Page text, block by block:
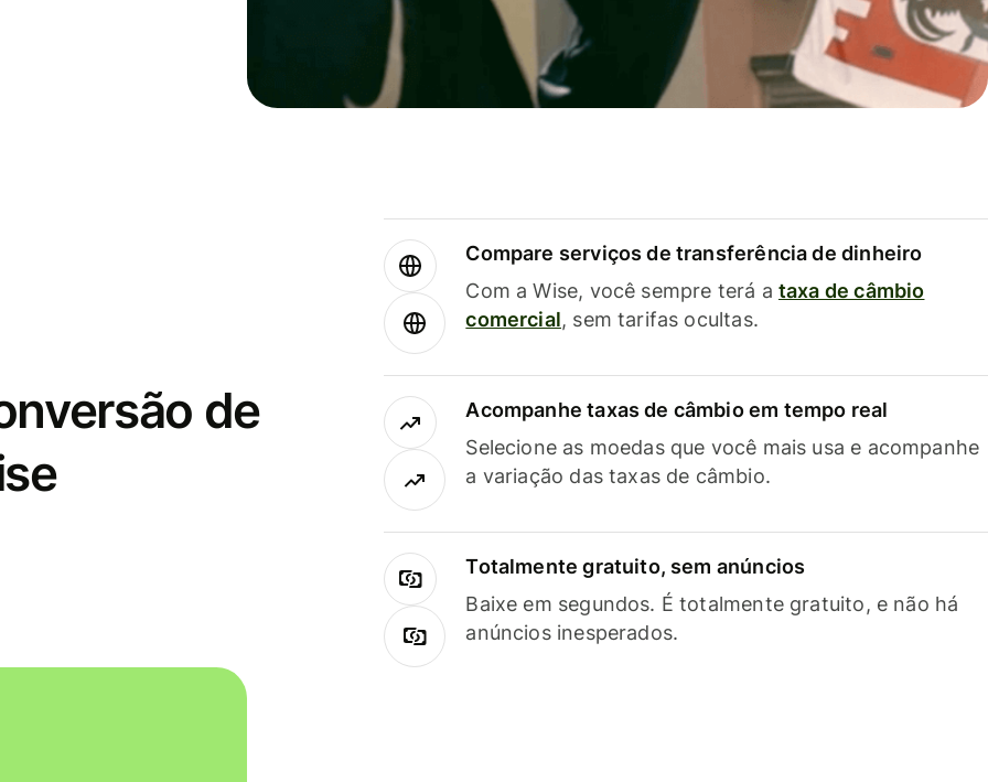
de
Compare serviços de transferência de dinheiro
Com a Wise, você sempre terá a taxa de câmbio
comercial, sem tarifas ocultas.
Acompanhe taxas de câmbio em tempo real
Selecione as moedas que você mais usa e acompanhe
a variação das taxas de câmbio.
Totalmente gratuito, sem anúncios
Baixe em segundos. É totalmente gratuito, e não há
anúncios inesperados.